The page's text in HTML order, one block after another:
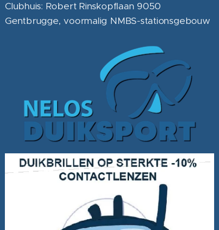
Clubhuis: Robert Rinskopflaan 9050
Gentbrugge, voormalig NMBS-stationsgebouw